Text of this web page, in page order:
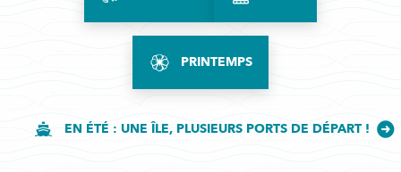
PRINTEMPS
EN ÉTÉ : UNE ÎLE, PLUSIEURS PORTS DE DÉPART !